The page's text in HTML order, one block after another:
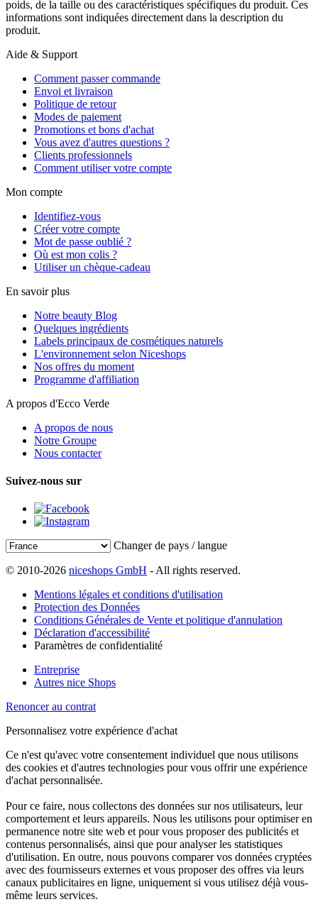
poids, de la taille ou des caractéristiques spécifiques du produit. Ces
informations sont indiquées directement dans la description du
produit.
Aide & Support
Comment passer commande
Envoi et livraison
Politique de retour
Modes de paiement
Promotions et bons d'achat
Vous avez d'autres questions ?
Clients professionnels
Comment utiliser votre compte
Mon compte
Identifiez-vous
Créer votre compte
Mot de passe oublié ?
Où est mon colis ?
Utiliser un chèque-cadeau
En savoir plus
Notre beauty Blog
Quelques ingrédients
Labels principaux de cosmétiques naturels
L'environnement selon Niceshops
Nos offres du moment
Programme d'affiliation
A propos d'Ecco Verde
A propos de nous
Notre Groupe
Nous contacter
Suivez-nous sur
Changer de pays / langue
© 2010-2026 niceshops GmbH - All rights reserved.
Mentions légales et conditions d'utilisation
Protection des Données
Conditions Générales de Vente et politique d'annulation
Déclaration d'accessibilité
Paramètres de confidentialité
Entreprise
Autres nice Shops
Renoncer au contrat
Personnalisez votre expérience d'achat
Ce n'est qu'avec votre consentement individuel que nous utilisons
des cookies et d'autres technologies pour vous offrir une expérience
d'achat personnalisée.
Pour ce faire, nous collectons des données sur nos utilisateurs, leur
comportement et leurs appareils. Nous les utilisons pour optimiser en
permanence notre site web et pour vous proposer des publicités et
contenus personnalisés, ainsi que pour analyser les statistiques
d'utilisation. En outre, nous pouvons comparer vos données cryptées
avec des fournisseurs externes et vous proposer des offres via leurs
canaux publicitaires en ligne, uniquement si vous utilisez déjà vous-
même leurs services.